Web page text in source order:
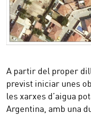
A partir del proper
previst iniciar unes
les xarxes d’aigua
Argentina, amb una